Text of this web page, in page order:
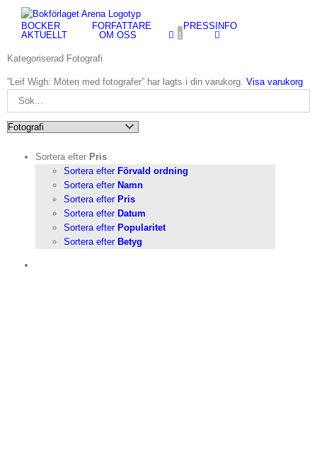
Fortsätt
innehållet
BÖCKER FÖRFATTARE
PRESSINFO
AKTUELLT
OM OSS 1
Kategoriserad Fotografi
”Leif Wigh: Möten med fotografer” har lagts i din varukorg. Visa varukorg
Sortera efter Pris
Sortera efter Förvald ordning
Sortera efter Namn
Sortera efter Pris
Sortera efter Datum
Sortera efter Popularitet
Sortera efter Betyg